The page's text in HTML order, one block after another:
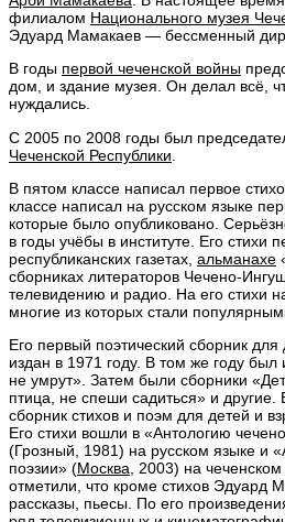
филиалом Национального музея
Эдуард Мамакаев — бессменный
В годы первой чеченской войны
дом, и здание музея. Он делал всё,
нуждались.
С 2005 по 2008 годы был
Чеченской Республики
В пятом классе написал первое
классе написал на русском языке
которые было опубликовано.
в годы учёбы в институте. Его стихи
республиканских газетах, альманахе
сборниках литераторов Чечено-
телевидению и радио. На его стихи
многие из которых стали
Его первый поэтический сборник
издан в 1971 году. В том же году
не умрут». Затем были сборники
птица, не спеши садиться» и другие.
сборник стихов и поэм для детей и
Его стихи вошли в «Антологию
(Грозный, 1981) на русском языке и
поэзии» (Москва , 2003) на
отметили, что кроме стихов Эдуард
рассказы, пьесы. По его